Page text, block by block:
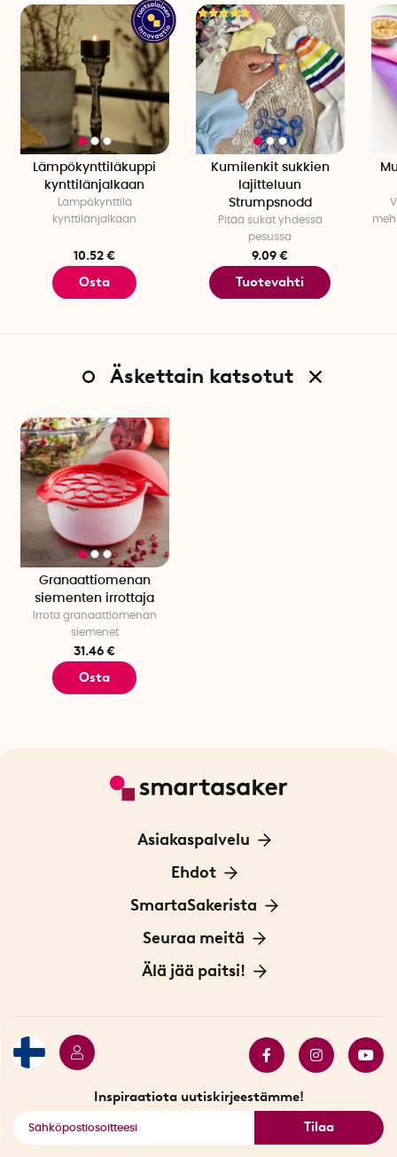
Lämpökynttiläkuppi
kynttilänjalkaan
Lämpökynttilä
kynttilänjalkaan
10.52 €
Osta
Kumilenkit sukkien
lajitteluun
Strumpsnodd
Pitää sukat yhdessä
pesussa
9.09 €
Tuotevahti
Äskettain katsotut
Granaattiomenan
siementen irrottaja
Irrota granaattiomenan
siemenet
31.46 €
Osta
Asiakaspalvelu
Ota yhteyttä
Ehdot
Tietoa evästeistä
Yksityisyydensuoja
Sopimusehdot
SmartaSakerista
Meistä
Myymälä Tukholmassa
Seuraa meitä
Innovaattoriblogi
Älä jää paitsi!
Inspiraatiota uutiskirjeestämme!
Tilaa